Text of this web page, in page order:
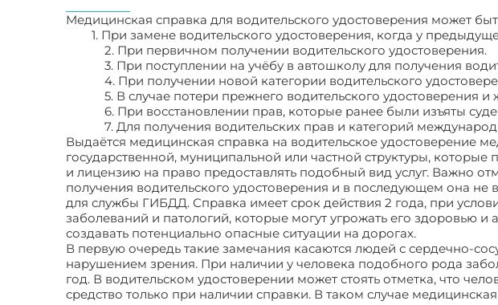
Медицинская справка для водительского удостоверения может
1. При замене водительского удостоверения, когда у
2. При первичном получении водительского удостоверения.
3. При поступлении на учёбу в автошколу для получения
4. При получении новой категории водительского
5. В случае потери прежнего водительского удостоверения
6. При восстановлении прав, которые ранее были изъяты
7. Для получения водительских прав и категорий
Выдаётся медицинская справка на водительское удостоверение
государственной, муниципальной или частной структуры,
и лицензию на право предоставлять подобный вид услуг. Важно
получения водительского удостоверения и в последующем она не
для службы ГИБДД. Справка имеет срок действия 2 года, при
заболеваний и патологий, которые могут угрожать его здоровью и
создавать потенциально опасные ситуации на дорогах.
В первую очередь такие замечания касаются людей с сердечно-
нарушением зрения. При наличии у человека подобного рода
год. В водительском удостоверении может стоять отметка, что
средство только при наличии справки. В таком случае